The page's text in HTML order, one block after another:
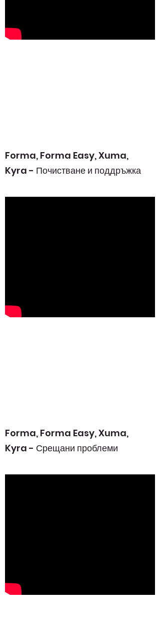
Forma, Forma Easy, Xuma,
Kyra - Почистване и поддръжка
Forma, Forma Easy, Xuma,
Kyra - Срещани проблеми